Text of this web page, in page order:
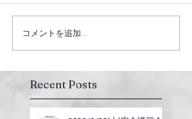
コメントを追加…
Recent Posts